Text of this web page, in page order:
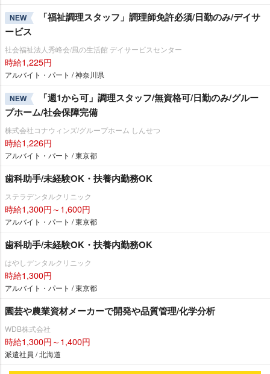
NEW
「福祉調理スタッフ」調理師免許必須/日勤のみ/デイサ
ービス
社会福祉法人秀峰会/風の生活館 デイサービスセンター
時給1,225円
アルバイト・パート / 神奈川県
NEW
「週1から可」調理スタッフ/無資格可/日勤のみ/グルー
プホーム/社会保障完備
株式会社コナウィンズ/グループホーム しんせつ
時給1,226円
アルバイト・パート / 東京都
歯科助手/未経験OK・扶養内勤務OK
ステラデンタルクリニック
時給1,300円～1,600円
アルバイト・パート / 東京都
歯科助手/未経験OK・扶養内勤務OK
はやしデンタルクリニック
時給1,300円
アルバイト・パート / 東京都
園芸や農業資材メーカーで開発や品質管理/化学分析
WDB株式会社
時給1,300円～1,400円
派遣社員 / 北海道